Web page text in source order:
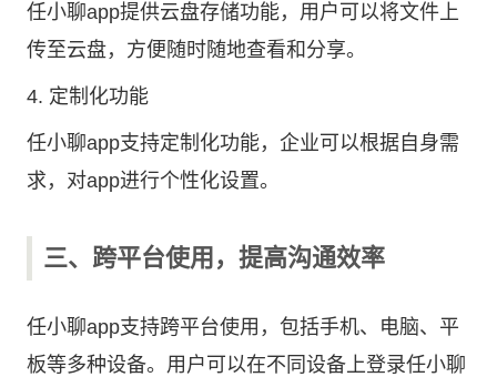
任小聊app提供云盘存储功能，用户可以将文件上
传至云盘，方便随时随地查看和分享。
4. 定制化功能
任小聊app支持定制化功能，企业可以根据自身需
求，对app进行个性化设置。
三、跨平台使用，提高沟通效率
任小聊app支持跨平台使用，包括手机、电脑、平
板等多种设备。用户可以在不同设备上登录任小聊